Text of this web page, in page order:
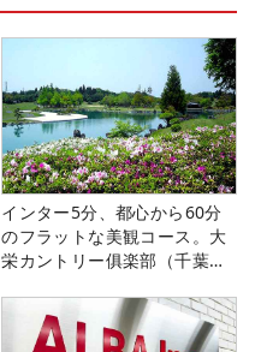
インター5分、都心から60分
のフラットな美観コース。大
栄カントリー俱楽部（千葉